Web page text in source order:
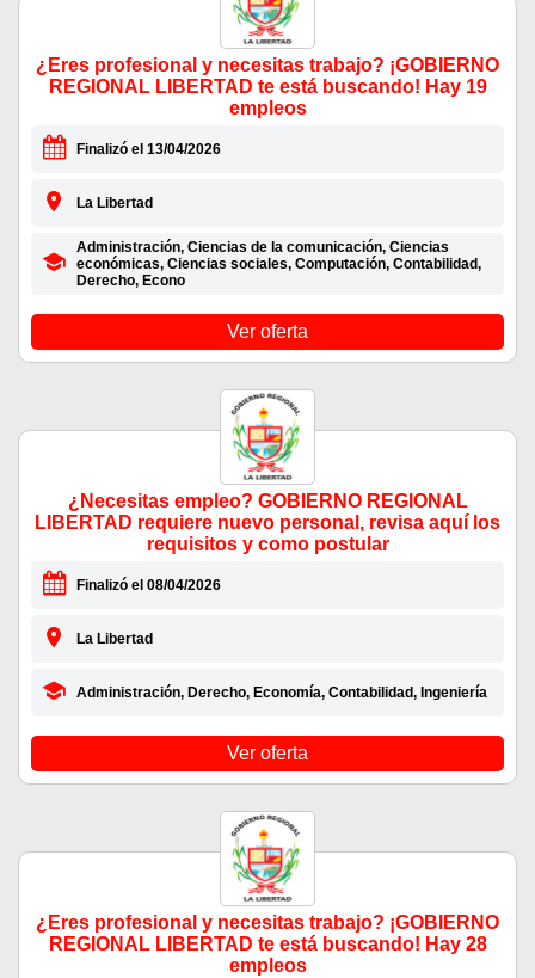
¿Eres profesional y necesitas trabajo? ¡GOBIERNO
REGIONAL LIBERTAD te está buscando! Hay 19
empleos
Finalizó el 13/04/2026
La Libertad
Administración, Ciencias de la comunicación, Ciencias
económicas, Ciencias sociales, Computación, Contabilidad,
Derecho, Econo
Ver oferta
¿Necesitas empleo? GOBIERNO REGIONAL
LIBERTAD requiere nuevo personal, revisa aquí los
requisitos y como postular
Finalizó el 08/04/2026
La Libertad
Administración, Derecho, Economía, Contabilidad, Ingeniería
Ver oferta
¿Eres profesional y necesitas trabajo? ¡GOBIERNO
REGIONAL LIBERTAD te está buscando! Hay 28
empleos